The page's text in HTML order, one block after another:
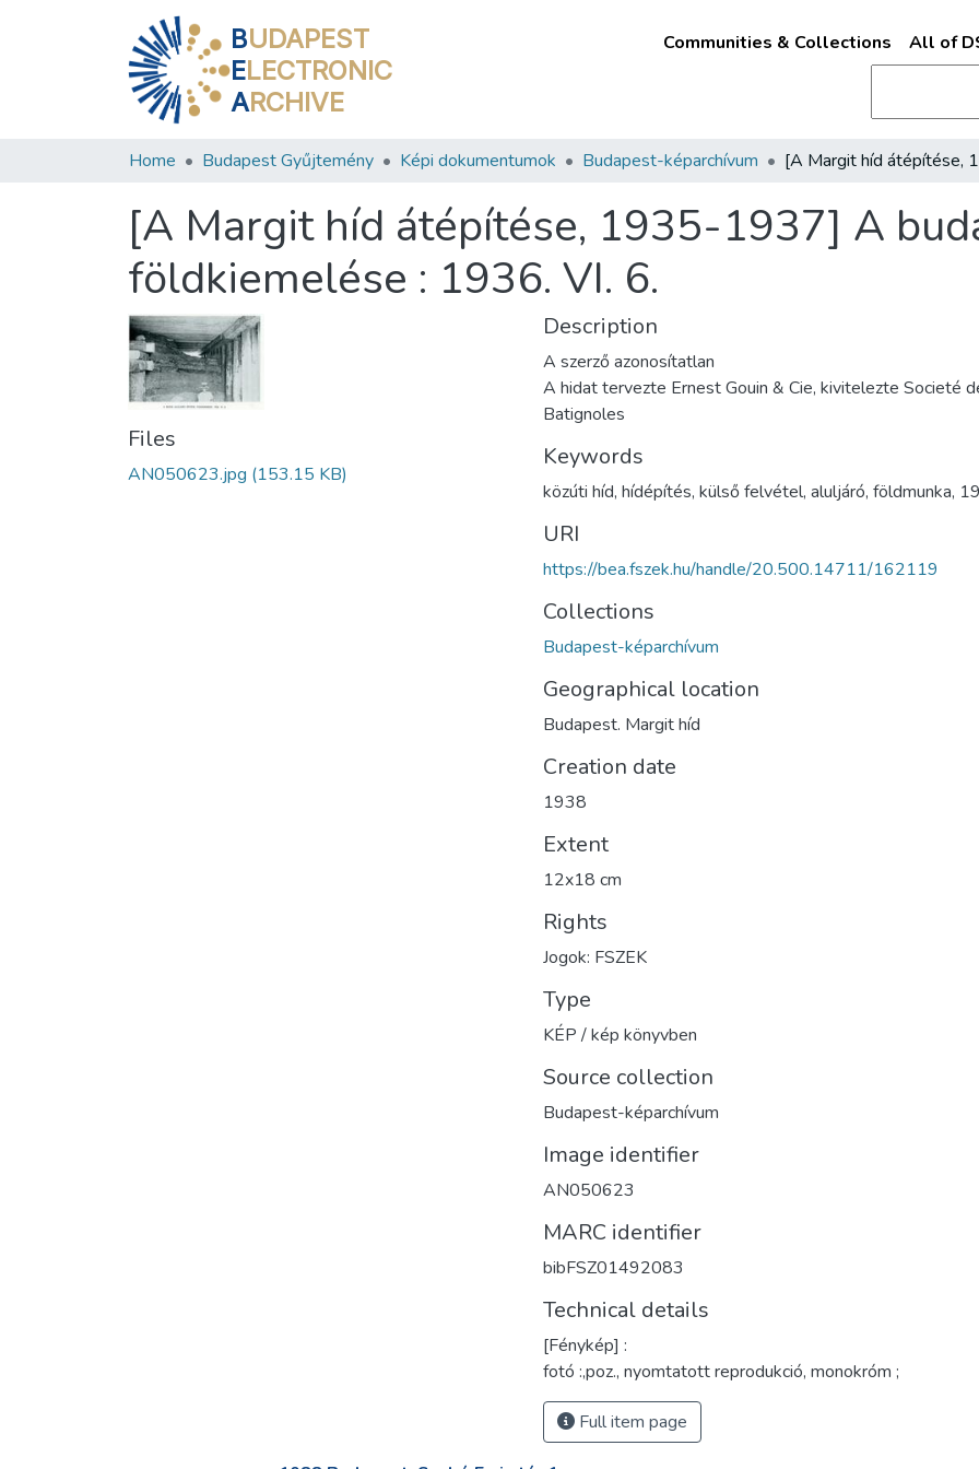
BUDAPEST
ELECTRONIC
ARCHIVE
Communities & Collections All of
Home Budapest Gyűjtemény Képi dokumentumok Budapest-képarchívum
[A Margit híd átépítése, 1935-1937] A
földkiemelése : 1936. VI. 6.
Files
AN050623.jpg (153.15 KB)
Description
A szerző azonosítatlan
A hidat tervezte Ernest Gouin & Cie, kivitelezte Societé
Batignoles
Keywords
közúti híd, hídépítés, külső felvétel, aluljáró, földmunka,
URI
https://bea.fszek.hu/handle/20.500.14711/162119
Collections
Budapest-képarchívum
Geographical location
Budapest. Margit híd
Creation date
1938
Extent
12x18 cm
Rights
Jogok: FSZEK
Type
KÉP / kép könyvben
Source collection
Budapest-képarchívum
Image identifier
AN050623
MARC identifier
bibFSZ01492083
Technical details
[Fénykép] :
fotó :,poz., nyomtatott reprodukció, monokróm ;
Full item page